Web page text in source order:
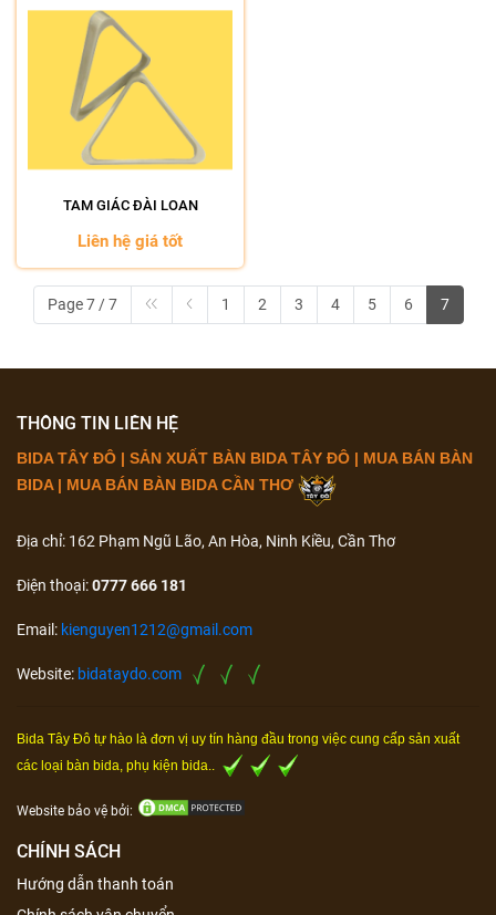
TAM GIÁC ĐÀI LOAN
Liên hệ giá tốt
Page 7 / 7 1 2 3 4 5 6 7
THÔNG TIN LIÊN HỆ
BIDA TÂY ĐÔ | SẢN XUẤT BÀN BIDA TÂY ĐÔ | MUA BÁN BÀN
BIDA | MUA BÁN BÀN BIDA CẦN THƠ
Địa chỉ: 162 Phạm Ngũ Lão, An Hòa, Ninh Kiều, Cần Thơ
Điện thoại:0777 666 181
Email: kienguyen1212@gmail.com
Website: bidataydo.com
Bida Tây Đô tự hào là đơn vị uy tín hàng đầu trong việc cung cấp sản xuất
các loại bàn bida, phụ kiện bida..
Website bảo vệ bởi:
CHÍNH SÁCH
Hướng dẫn thanh toán